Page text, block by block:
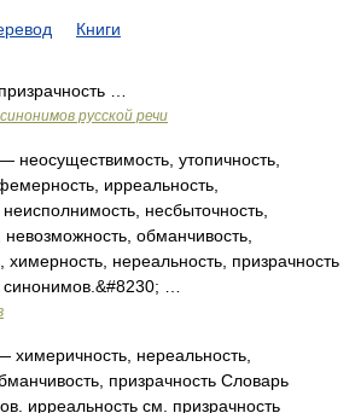
Книги
…
русской речи
неосуществимость, утопичность,
ирреальность,
несбыточность,
обманчивость,
нереальность, призрачность
…
химеричность, нереальность,
призрачность Словарь
ирреальность см. призрачность